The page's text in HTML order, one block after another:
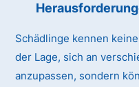
Schädlinge kennen
der Lage, sich an
anzupassen, sondern